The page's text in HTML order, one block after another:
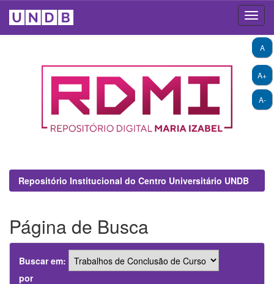
A+
A-
A
Repositório Institucional do Centro Universitário UNDB
Página de Busca
Buscar em:
por